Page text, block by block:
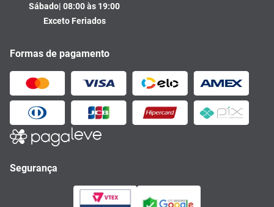
Sábado| 08:00 às 19:00
Exceto Feriados
Formas de pagamento
Segurança